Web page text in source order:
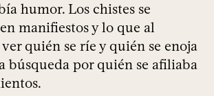
humor. Los chistes se
manifiestos y lo que al
quién se ríe y quién se enoja
búsqueda por quién se afiliaba